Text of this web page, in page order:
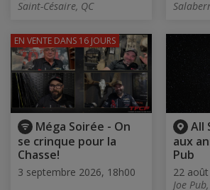
Saint-Césaire, QC
Méga Soirée - On
se crinque pour la
Chasse!
3 septembre 2026, 18h00
EN VENTE DANS 16 JOURS
All
aux
Pub
22
Joe